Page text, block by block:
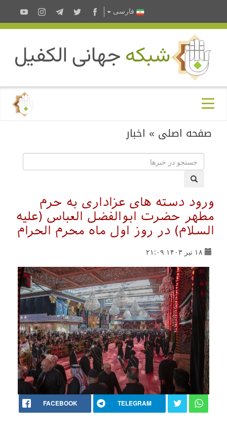
فارسى
صفحه اصلی » اخبار
ورود دسته های عزاداری به حرم
مطهر حضرت ابوالفضل العباس (علیه
السلام) در روز اول ماه محرم الحرام
۱۸ تیر ۱۴۰۳ ۲۱:۰۹
FACEBOOK TELEGRAM